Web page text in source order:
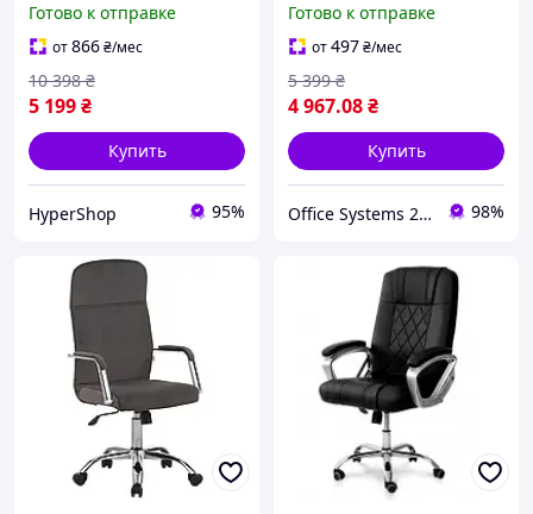
массажем и высокой
спинкой для игр и отдыха
дома Синий
Готово к отправке
от866₴/мес
5 199₴
10 398 ₴
Купить
HyperShop 95%
мягкое с высокой спинкой
для дома и офиса AMF
Готово к отправке
от497₴/мес
4 967.08₴
5 399 ₴
Купить
Office Systems 24 - меблі для всіх! Україна! Підбираємо з любов'ю! 98%